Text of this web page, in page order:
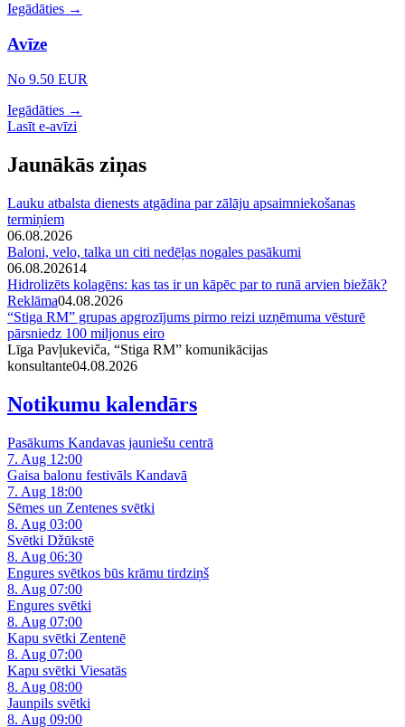
Iegādāties →
Avīze
No 9.50 EUR
Iegādāties →
Lasīt e-avīzi
Jaunākās ziņas
Lauku atbalsta dienests atgādina par zālāju apsaimniekošanas
termiņiem
06.08.2026
Baloni, velo, talka un citi nedēļas nogales pasākumi
06.08.202614
Hidrolizēts kolagēns: kas tas ir un kāpēc par to runā arvien biežāk?
Reklāma04.08.2026
“Stiga RM” grupas apgrozījums pirmo reizi uzņēmuma vēsturē
pārsniedz 100 miljonus eiro
Līga Pavļukeviča, “Stiga RM” komunikācijas
konsultante04.08.2026
Notikumu kalendārs
Pasākums Kandavas jauniešu centrā
7. Aug 12:00
Gaisa balonu festivāls Kandavā
7. Aug 18:00
Sēmes un Zentenes svētki
8. Aug 03:00
Svētki Džūkstē
8. Aug 06:30
Engures svētkos būs krāmu tirdziņš
8. Aug 07:00
Engures svētki
8. Aug 07:00
Kapu svētki Zentenē
8. Aug 07:00
Kapu svētki Viesatās
8. Aug 08:00
Jaunpils svētki
8. Aug 09:00